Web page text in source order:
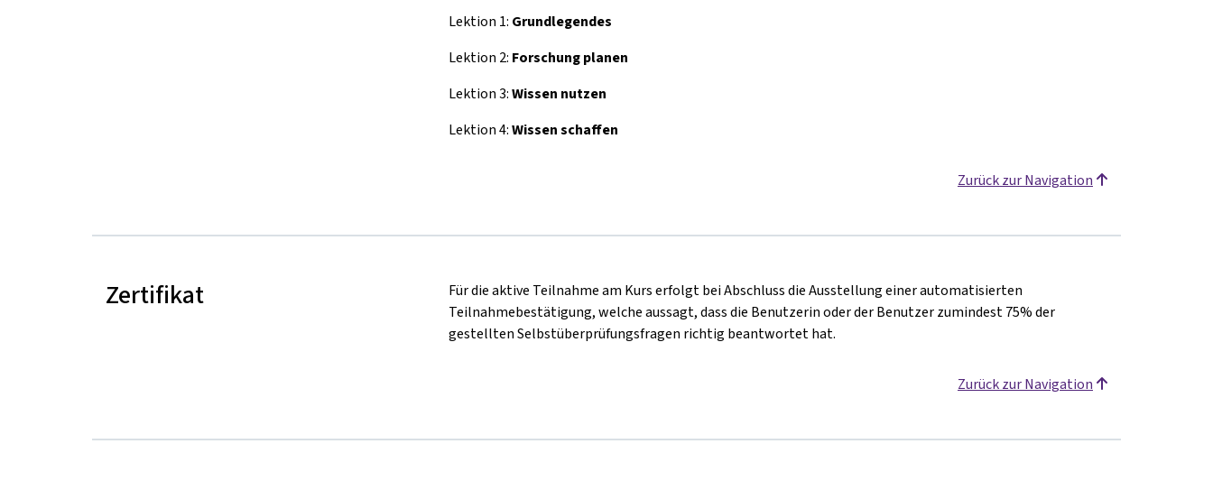
Lektion 1: Grundlegendes
Lektion 2: Forschung planen
Lektion 3:Wissen nutzen
Lektion 4:Wissen schaffen
Zurück zur Navigation
Zertifikat
Für die aktive Teilnahme am Kurs erfolgt bei Abschluss die Ausstellung einer automatisierten
Teilnahmebestätigung, welche aussagt, dass die Benutzerin oder der Benutzer zumindest 75% der
gestellten Selbstüberprüfungsfragen richtig beantwortet hat.
Zurück zur Navigation